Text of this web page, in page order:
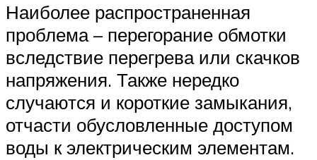
Наиболее распространенная
проблема – перегорание обмотки
вследствие перегрева или скачков
напряжения. Также нередко
случаются и короткие замыкания,
отчасти обусловленные доступом
воды к электрическим элементам.